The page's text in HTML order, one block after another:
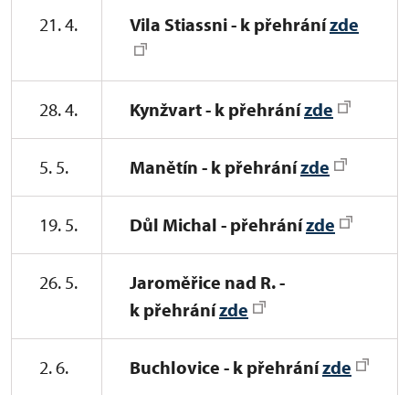
21. 4. Vila Stiassni - k přehránízde
28. 4. Kynžvart - k přehránízde
5. 5. Manětín - k přehránízde
19. 5. Důl Michal - přehránízde
26. 5.
Jaroměřice nad R. -
k přehránízde
2. 6. Buchlovice - k přehránízde